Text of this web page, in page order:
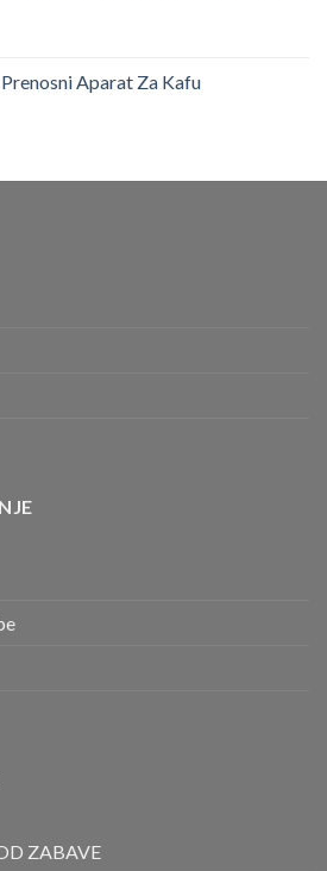
Aparat Za Kafu
ZABAVE